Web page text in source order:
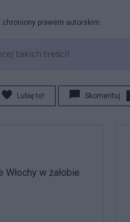
chroniony prawem autorskim.
Lubię to! Skomentuj
Włochy w żałobie